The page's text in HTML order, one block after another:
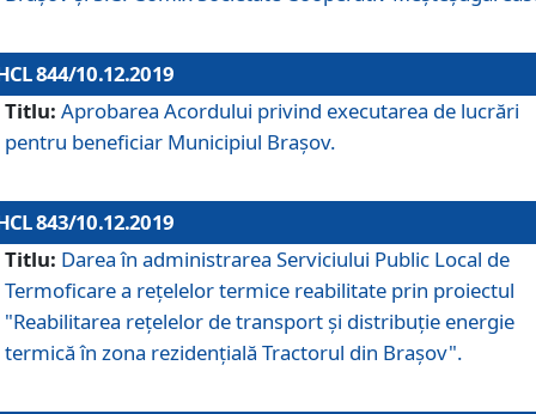
844/10.12.2019
Titlu: Aprobarea Acordului privind executarea de lucrări
pentru beneficiar Municipiul Brașov.
843/10.12.2019
Titlu: Darea în administrarea Serviciului Public Local de
Termoficare a rețelelor termice reabilitate prin proiectul
"Reabilitarea reţelelor de transport şi distribuţie energie
termică în zona rezidenţială Tractorul din Braşov".